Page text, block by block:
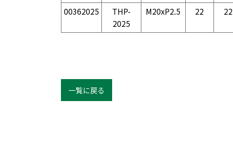
00362025
THP-
2025
M20xP2.5 22 22
一覧に戻る